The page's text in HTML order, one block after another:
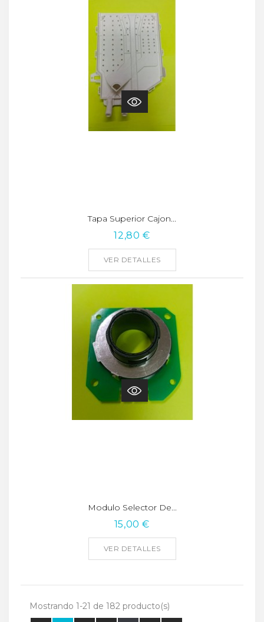
Tapa Superior Cajon...
12,80 €
VER DETALLES
Modulo Selector De...
15,00 €
VER DETALLES
Mostrando 1-21 de 182 producto(s)